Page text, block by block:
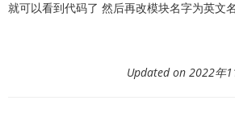
就可以看到代码了 然后再改模块名字为英文
Updated on 2022年